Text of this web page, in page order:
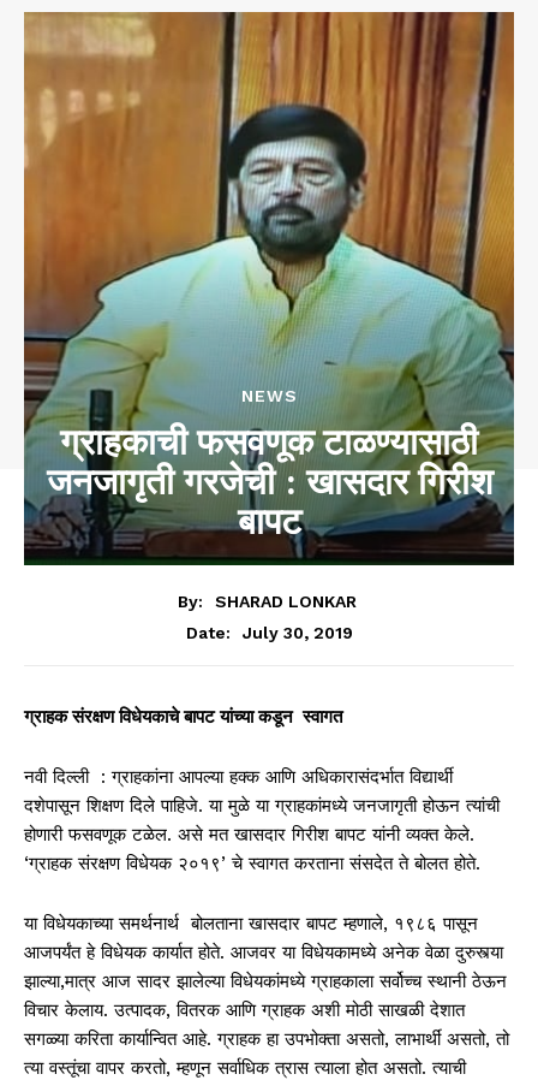
NEWS
ग्राहकाची फसवणूक टाळण्यासाठी
जनजागृती गरजेची : खासदार गिरीश
बापट
By:
SHARAD LONKAR
Date:
July 30, 2019
ग्राहक संरक्षण विधेयकाचे बापट यांच्या कडूनस्वागत
नवी दिल्ली : ग्राहकांना आपल्या हक्क आणि अधिकारासंदर्भात विद्यार्थी
दशेपासून शिक्षण दिले पाहिजे. या मुळे या ग्राहकांमध्ये जनजागृती होऊन त्यांची
होणारी फसवणूक टळेल. असे मत खासदार गिरीश बापट यांनी व्यक्त केले.
‘ग्राहक संरक्षण विधेयक २०१९’ चे स्वागत करताना संसदेत ते बोलत होते.
या विधेयकाच्या समर्थनार्थ बोलताना खासदार बापट म्हणाले, १९८६ पासून
आजपर्यंत हे विधेयक कार्यात होते. आजवर या विधेयकामध्ये अनेक वेळा दुरुस्त्या
झाल्या,मात्र आज सादर झालेल्या विधेयकांमध्ये ग्राहकाला सर्वोच्च स्थानी ठेऊन
विचार केलाय. उत्पादक, वितरक आणि ग्राहक अशी मोठी साखळी देशात
सगळ्या करिता कार्यान्वित आहे. ग्राहक हा उपभोक्ता असतो, लाभार्थीं असतो, तो
त्या वस्तूंचा वापर करतो, म्हणून सर्वाधिक त्रास त्याला होत असतो. त्याची